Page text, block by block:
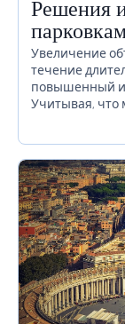
Решения
Увеличение
течение
повышенный
Учитывая, что
на
образом